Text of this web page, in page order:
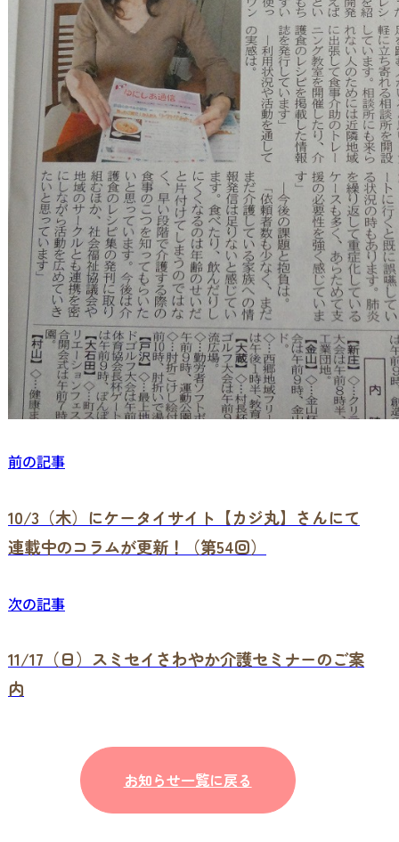
前の記事
10/3（木）にケータイサイト【カジ丸】さんにて
連載中のコラムが更新！（第54回）
次の記事
11/17（日）スミセイさわやか介護セミナーのご案
内
お知らせ一覧に戻る